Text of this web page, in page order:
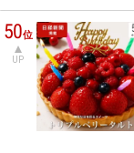
50位
UP